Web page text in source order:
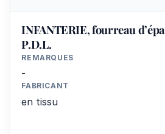
INFANTERIE, fourreau
P.D.L.
REMARQUES
-
FABRICANT
en tissu